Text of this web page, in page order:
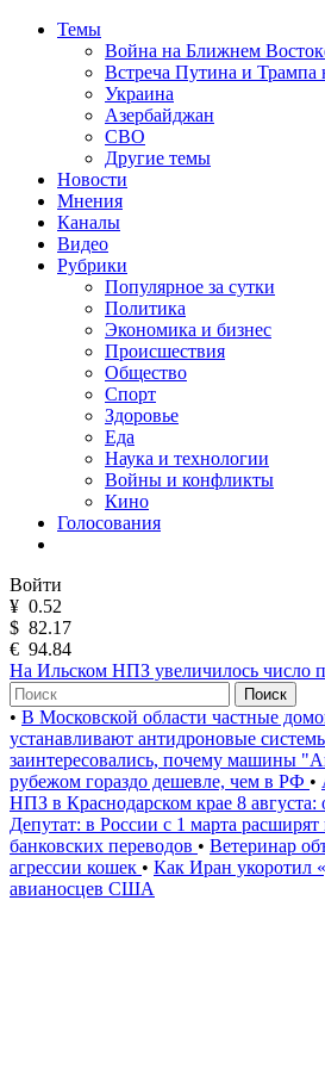
Темы
Война на Ближнем
Встреча Путина и Трампа
Украина
Азербайджан
СВО
Другие темы
Новости
Мнения
Каналы
Видео
Рубрики
Популярное за сутки
Политика
Экономика и бизнес
Происшествия
Общество
Спорт
Здоровье
Еда
Наука и технологии
Войны и конфликты
Кино
Голосования
Войти
¥ 0.52
$ 82.17
€ 94.84
На Ильском НПЗ увеличилось число
Поиск
• В Московской области частные
устанавливают антидроновые
заинтересовались, почему машины
рубежом гораздо дешевле, чем в РФ •
НПЗ в Краснодарском крае 8 августа:
Депутат: в России с 1 марта
банковских переводов • Ветеринар
агрессии кошек • Как Иран укоротил
авианосцев США